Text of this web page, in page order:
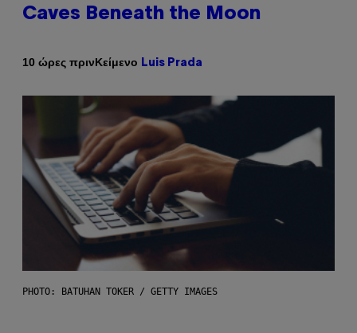
Caves Beneath the Moon
10 ώρες πρινΚείμενο Luis Prada
PHOTO: BATUHAN TOKER / GETTY IMAGES